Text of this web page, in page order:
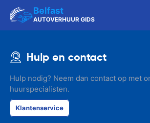
Belfast
AUTOVERHUUR GIDS
Hulp en contact
Hulp nodig? Neem dan contact op met
huurspecialisten.
Klantenservice